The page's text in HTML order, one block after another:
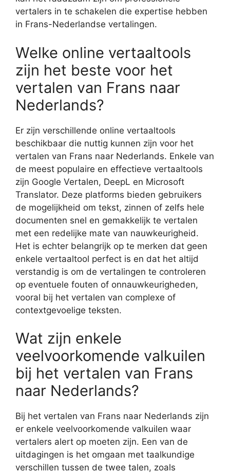
vertalers in te schakelen die expertise hebben
in Frans-Nederlandse vertalingen.
Welke online vertaaltools
zijn het beste voor het
vertalen van Frans naar
Nederlands?
Er zijn verschillende online vertaaltools
beschikbaar die nuttig kunnen zijn voor het
vertalen van Frans naar Nederlands. Enkele van
de meest populaire en effectieve vertaaltools
zijn Google Vertalen, DeepL en Microsoft
Translator. Deze platforms bieden gebruikers
de mogelijkheid om tekst, zinnen of zelfs hele
documenten snel en gemakkelijk te vertalen
met een redelijke mate van nauwkeurigheid.
Het is echter belangrijk op te merken dat geen
enkele vertaaltool perfect is en dat het altijd
verstandig is om de vertalingen te controleren
op eventuele fouten of onnauwkeurigheden,
vooral bij het vertalen van complexe of
contextgevoelige teksten.
Wat zijn enkele
veelvoorkomende valkuilen
bij het vertalen van Frans
naar Nederlands?
Bij het vertalen van Frans naar Nederlands zijn
er enkele veelvoorkomende valkuilen waar
vertalers alert op moeten zijn. Een van de
uitdagingen is het omgaan met taalkundige
verschillen tussen de twee talen, zoals